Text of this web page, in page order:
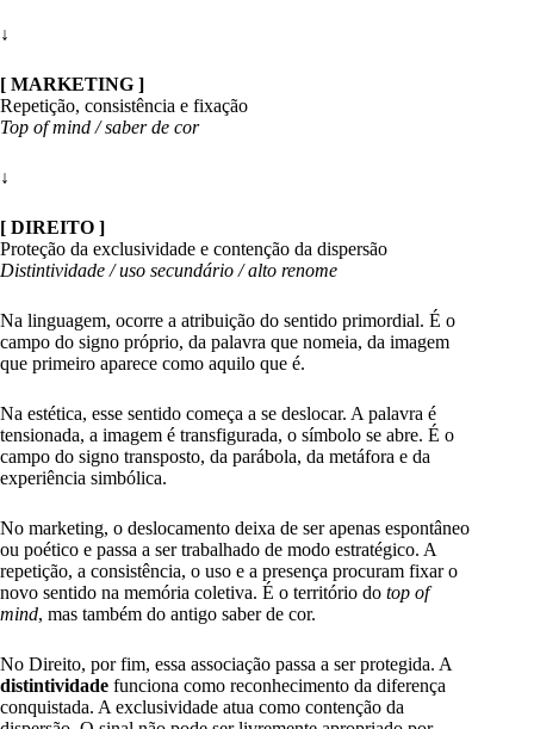
↓
[ MARKETING ]
Repetição, consistência e fixação
Top of mind / saber de cor
↓
[ DIREITO ]
Proteção da exclusividade e contenção da dispersão
Distintividade / uso secundário / alto renome
Na linguagem, ocorre a atribuição do sentido primordial. É o
campo do signo próprio, da palavra que nomeia, da imagem
que primeiro aparece como aquilo que é.
Na estética, esse sentido começa a se deslocar. A palavra é
tensionada, a imagem é transfigurada, o símbolo se abre. É o
campo do signo transposto, da parábola, da metáfora e da
experiência simbólica.
No marketing, o deslocamento deixa de ser apenas espontâneo
ou poético e passa a ser trabalhado de modo estratégico. A
repetição, a consistência, o uso e a presença procuram fixar o
novo sentido na memória coletiva. É o território do top of
mind, mas também do antigo saber de cor.
No Direito, por fim, essa associação passa a ser protegida. A
distintividade funciona como reconhecimento da diferença
conquistada. A exclusividade atua como contenção da